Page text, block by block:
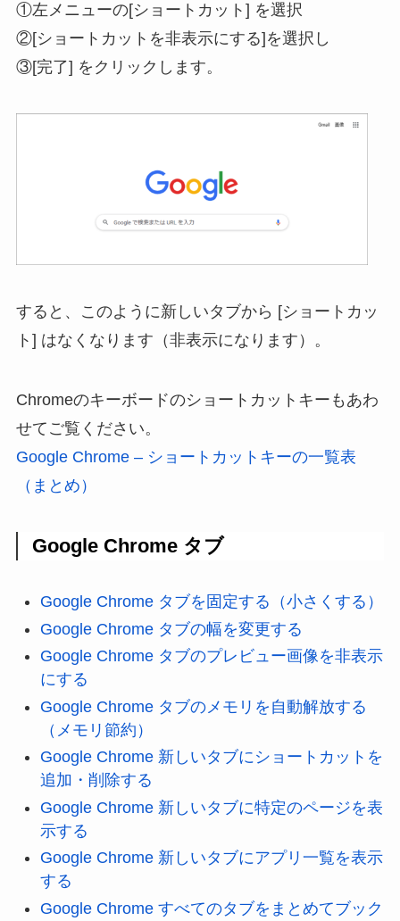
①左メニューの[ショートカット] を選択
②[ショートカットを非表示にする]を選択し
③[完了] をクリックします。
すると、このように新しいタブから [ショートカッ
ト] はなくなります（非表示になります）。
Chromeのキーボードのショートカットキーもあわ
せてご覧ください。
Google Chrome – ショートカットキーの一覧表
（まとめ）
Google Chrome タブ
Google Chrome タブを固定する（小さくする）
Google Chrome タブの幅を変更する
Google Chrome タブのプレビュー画像を非表示
にする
Google Chrome タブのメモリを自動解放する
（メモリ節約）
Google Chrome 新しいタブにショートカットを
追加・削除する
Google Chrome 新しいタブに特定のページを表
示する
Google Chrome 新しいタブにアプリ一覧を表示
する
Google Chrome すべてのタブをまとめてブック